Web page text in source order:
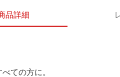
品詳細
ての方に。